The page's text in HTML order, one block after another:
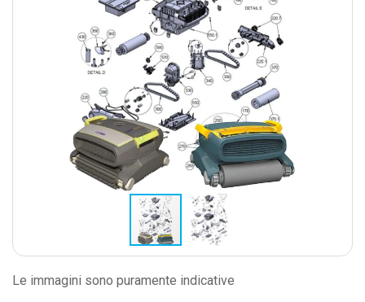
Le immagini sono puramente indicative